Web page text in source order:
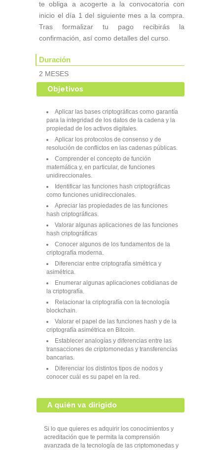
te obliga a acogerte a la convocatoria con
inicio el día 1 del siguiente mes a la compra.
Tras formalizar tu pago recibirás la
confirmación, así como detalles del curso.
Duración
2 MESES
Objetivos
Aplicar las bases criptográficas como garantía
para la integridad de los datos de la cadena y la
propiedad de los activos digitales.
Aplicar los protocolos de consenso y de
resolución de conflictos en las cadenas públicas.
Comprender el concepto de función
matemática y, en particular, de funciones
unidireccionales.
Identificar las funciones hash criptográficas
como funciones unidireccionales.
Apreciar las propiedades de las funciones
hash criptográficas.
Valorar algunas aplicaciones de las funciones
hash criptográficas
Conocer algunos de los fundamentos de la
criptografía moderna.
Diferenciar entre criptografía simétrica y
asimétrica.
Enumerar algunas aplicaciones cotidianas de
la criptografía.
Relacionar la criptografía con la tecnología
blockchain.
Valorar el papel de las funciones hash y de la
criptografía asimétrica en Bitcoin.
Establecer analogías y diferencias entre las
transacciones de criptomonedas y transferencias
bancarias.
Diferenciar los distintos tipos de nodos y
conocer cuál es su papel en la red.
A quién va dirigido
Si lo que quieres es adquirir los conocimientos y
acreditación que te permita la comprensión
avanzada de la tecnología de las criptomonedas y